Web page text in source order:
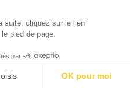
suite, cliquez sur le lien
pied de page.
par
OK pour moi